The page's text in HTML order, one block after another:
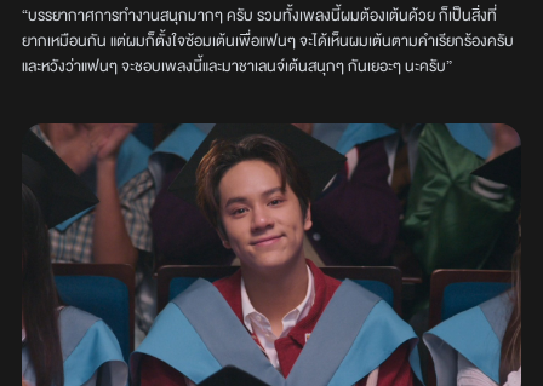
“บรรยากาศการทำงานสนุกมากๆ ครับ รวมทั้งเพลงนี้ผมต้องเต้นด้วย ก็เป็นสิ่งที่
ยากเหมือนกัน แต่ผมก็ตั้งใจซ้อมเต้นเพื่อแฟนๆ จะได้เห็นผมเต้นตามคำเรียกร้องครับ
และหวังว่าแฟนๆ จะชอบเพลงนี้และมาชาเลนจ์เต้นสนุกๆ กันเยอะๆ นะครับ”